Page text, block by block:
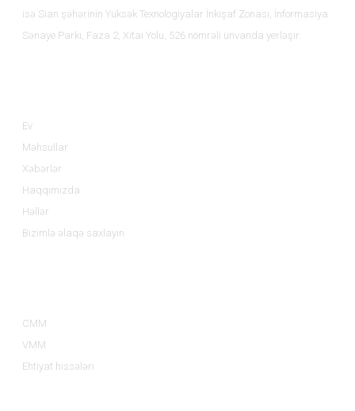
isə Sian şəhərinin Yüksək Texnologiyalar İnkişaf Zonası, İnformasiya
Sənaye Parkı, Faza 2, Xitai Yolu, 526 nömrəli ünvanda yerləşir.
Ev
Məhsullar
Xəbərlər
Haqqımızda
Həllər
Bizimlə əlaqə saxlayın
CMM
VMM
Ehtiyat hissələri